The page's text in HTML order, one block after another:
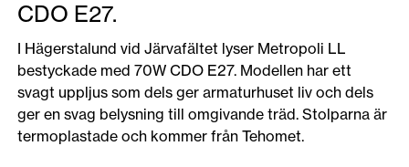
CDO E27.
I Hägerstalund vid Järvafältet lyser Metropoli LL
bestyckade med 70W CDO E27. Modellen har ett
svagt uppljus som dels ger armaturhuset liv och dels
ger en svag belysning till omgivande träd. Stolparna är
termoplastade och kommer från Tehomet.